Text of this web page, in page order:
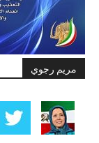
مريم رجوي